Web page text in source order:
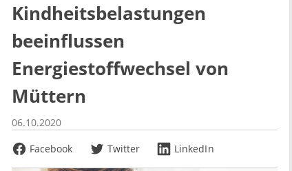
Kindheitsbelastungen
beeinflussen
Energiestoffwechsel von
Müttern
06.10.2020
Facebook
Twitter LinkedIn